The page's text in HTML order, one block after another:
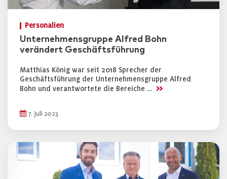
Personalien
Unternehmensgruppe Alfred Bohn
verändert Geschäftsführung
Matthias König war seit 2018 Sprecher der
Geschäftsführung der Unternehmensgruppe Alfred
Bohn und verantwortete die Bereiche … >>
7. Juli 2023